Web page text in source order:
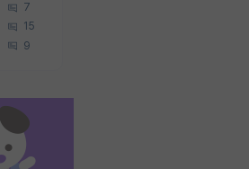
7
15
9